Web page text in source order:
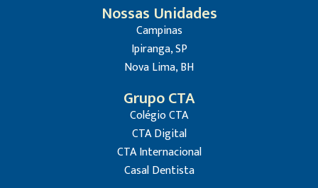
Nossas Unidades
Campinas
Ipiranga, SP
Nova Lima, BH
Grupo CTA
Colégio CTA
CTA Digital
CTA Internacional
Casal Dentista